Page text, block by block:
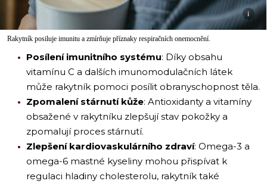
i
Rakytník posiluje imunitu a zmírňuje příznaky respiračních onemocnění.
Posílení imunitního systému: Díky obsahu
vitamínu C a dalších imunomodulačních látek
může rakytník pomoci posílit obranyschopnost těla.
Zpomalení stárnutí kůže: Antioxidanty a vitamíny
obsažené v rakytníku zlepšují stav pokožky a
zpomalují proces stárnutí.
Zlepšení kardiovaskulárního zdraví: Omega-3 a
omega-6 mastné kyseliny mohou přispívat k
regulaci hladiny cholesterolu, rakytník také